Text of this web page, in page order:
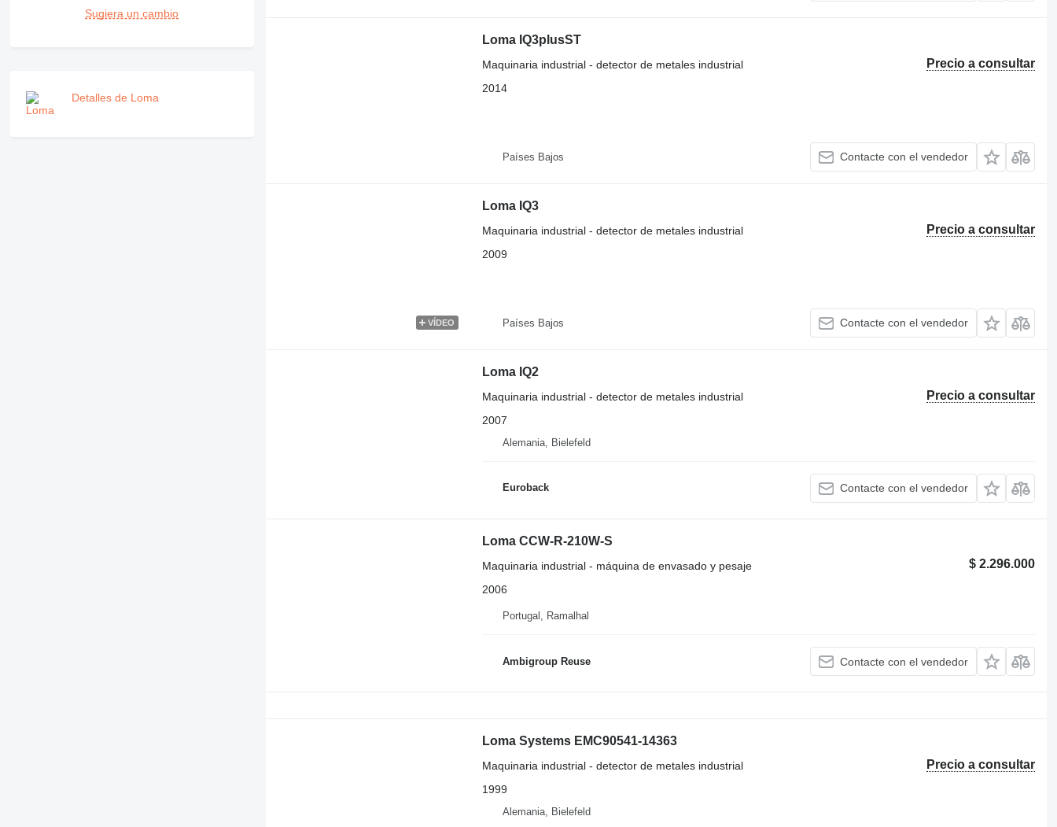
Sugiera un cambio
Detalles de Loma
Loma IQ3plusST
Precio a consultar
Maquinaria industrial - detector de metales industrial
2014
Países Bajos Contacte con el vendedor
VÍDEO
Loma IQ3
Precio a consultar
Maquinaria industrial - detector de metales industrial
2009
Países Bajos Contacte con el vendedor
Loma IQ2
Precio a consultar
Maquinaria industrial - detector de metales industrial
2007
Alemania, Bielefeld
Euroback Contacte con el vendedor
Loma CCW-R-210W-S
$ 2.296.000
Maquinaria industrial - máquina de envasado y pesaje
2006
Portugal, Ramalhal
Ambigroup Reuse Contacte con el vendedor
Loma Systems EMC90541-14363
Precio a consultar
Maquinaria industrial - detector de metales industrial
1999
Alemania, Bielefeld